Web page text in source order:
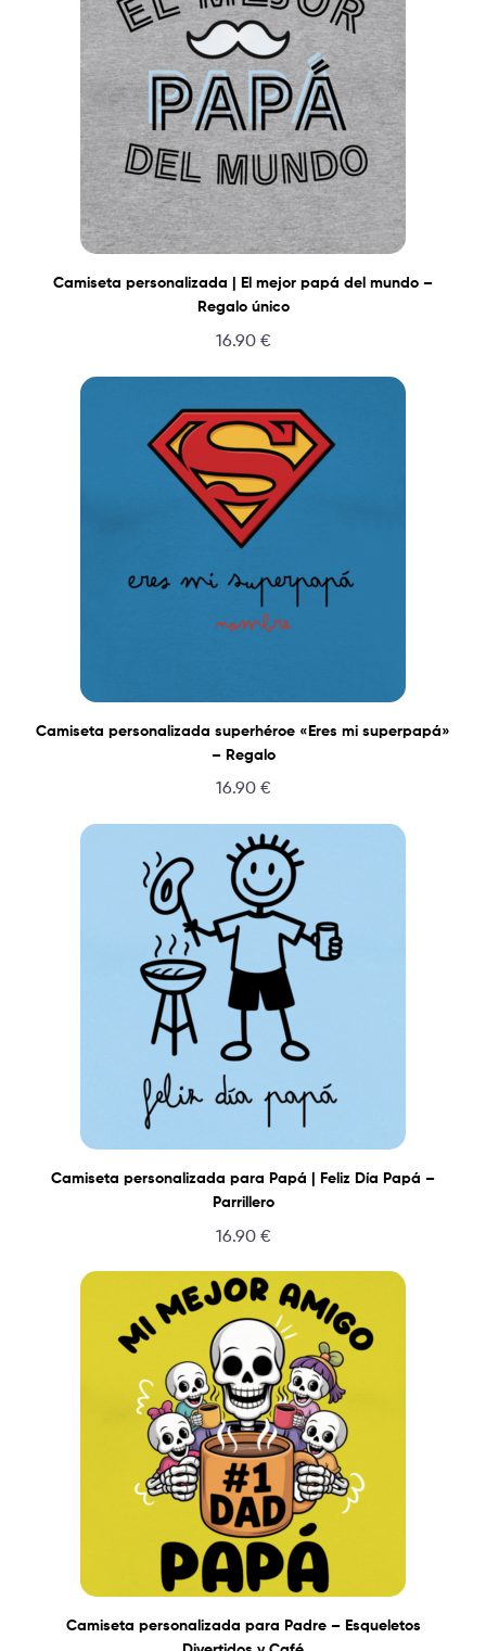
Camiseta personalizada | El mejor papá del mundo –
Regalo único
16.90 €
Camiseta personalizada superhéroe «Eres mi superpapá»
– Regalo
16.90 €
Camiseta personalizada para Papá | Feliz Día Papá –
Parrillero
16.90 €
Camiseta personalizada para Padre – Esqueletos